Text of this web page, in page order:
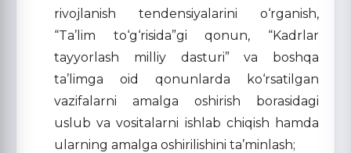
rivojlanish tendensiyalarini o‘rganish,
“Ta’lim to‘g‘risida”gi qonun, “Kadrlar
tayyorlash milliy dasturi” va boshqa
ta’limga oid qonunlarda ko‘rsatilgan
vazifalarni amalga oshirish borasidagi
uslub va vositalarni ishlab chiqish hamda
ularning amalga oshirilishini ta’minlash;